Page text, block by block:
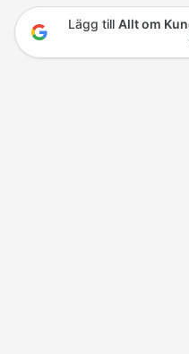
Lägg till Allt om